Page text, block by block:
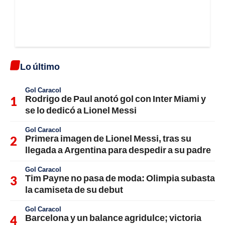
Lo último
Gol Caracol
Rodrigo de Paul anotó gol con Inter Miami y
se lo dedicó a Lionel Messi
Gol Caracol
Primera imagen de Lionel Messi, tras su
llegada a Argentina para despedir a su padre
Gol Caracol
Tim Payne no pasa de moda: Olimpia subasta
la camiseta de su debut
Gol Caracol
Barcelona y un balance agridulce; victoria